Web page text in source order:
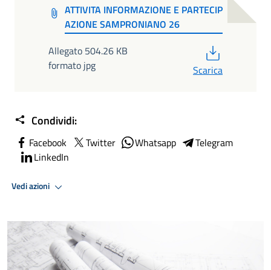
ATTIVITA INFORMAZIONE E PARTECIP
AZIONE SAMPRONIANO 26
Allegato 504.26 KB
formato jpg
Scarica
Condividi:
Facebook Twitter Whatsapp
Telegram
LinkedIn
Vedi azioni